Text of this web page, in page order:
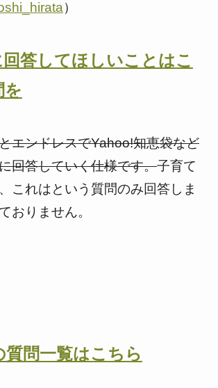
）
回答してほしいことはこ
を
エンドレスでYahoo!知恵袋など
回答していく仕様です。子育て
これはという質問のみ回答しま
おりません。
質問一覧はこちら